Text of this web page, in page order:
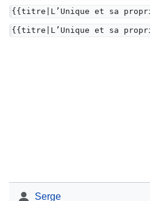
{{titre|L’Unique et sa
{{titre|L’Unique et sa
Serge